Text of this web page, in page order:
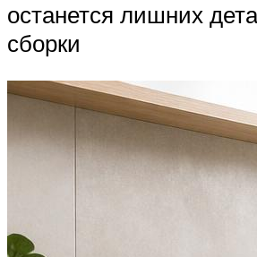
останется лишних
сборки